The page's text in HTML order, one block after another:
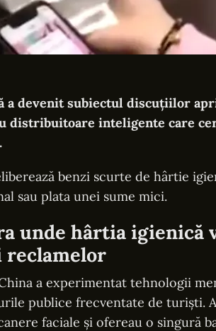
a devenit subiectul discuțiilor
distribuitoare inteligente care
benzi scurte de hârtie
sau plata unei sume mici.
unde hârtia igienică
a experimentat tehnologii
publice frecventate de turiști.
faciale și ofereau o singură